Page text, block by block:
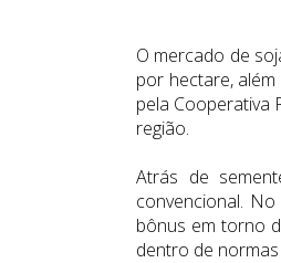
O mercado de
por hectare,
pela Cooperativa
região.
Atrás de
convencional.
bônus em torno
dentro de